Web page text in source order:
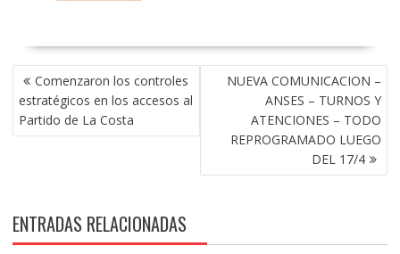
NAVEGACIÓN
DE
ENTRADAS
Comenzaron los controles
estratégicos en los accesos al
Partido de La Costa
NUEVA COMUNICACION –
ANSES – TURNOS Y
ATENCIONES – TODO
REPROGRAMADO LUEGO
DEL 17/4
ENTRADAS RELACIONADAS